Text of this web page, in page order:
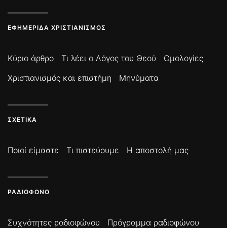
ΕΦΗΜΕΡΊΔΑ ΧΡΙΣΤΙΑΝΙΣΜΌΣ
Κύριο άρθρο Τι λέει ο Λόγος του Θεού
Ομολογίες
Χριστιανισμός και επιστήμη
Μηνύματα
ΣΧΕΤΙΚΆ
Ποιοί είμαστε Τι πιστεύουμε Η αποστολή μας
ΡΑΔΙΌΦΩΝΟ
Συχνότητες ραδιοφώνου
Πρόγραμμα ραδιοφώνου